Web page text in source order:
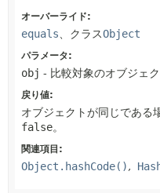
オーバーライド:
equals 、クラスObject
パラメータ:
obj - 比較対象のオブジェク
戻り値:
オブジェクトが同じである
false。
関連項目:
Object.hashCode()